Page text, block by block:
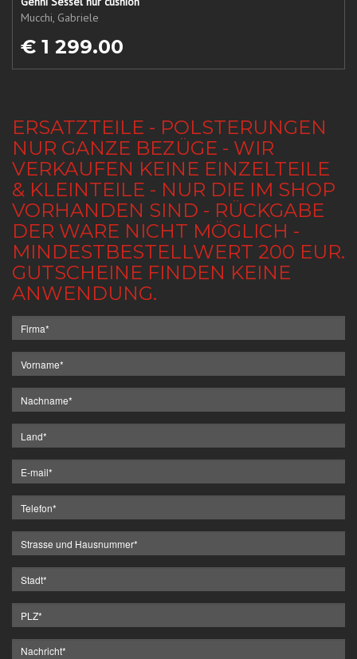
Mucchi, Gabriele
€ 1 299.00
ERSATZTEILE - POLSTERUNGEN
NUR GANZE BEZÜGE - WIR
VERKAUFEN KEINE EINZELTEILE
& KLEINTEILE - NUR DIE IM SHOP
VORHANDEN SIND - RÜCKGABE
DER WARE NICHT MÖGLICH -
MINDESTBESTELLWERT 200 EUR.
GUTSCHEINE FINDEN KEINE
ANWENDUNG.